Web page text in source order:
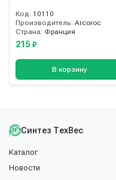
Код: 10110
Производитель: Arcoroc
Страна: Франция
215 ₽
В корзину
Синтез ТехВес
Каталог
Новости